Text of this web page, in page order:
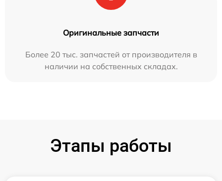
Оригинальные запчасти
Более 20 тыс. запчастей от производителя в
наличии на собственных складах.
Этапы работы